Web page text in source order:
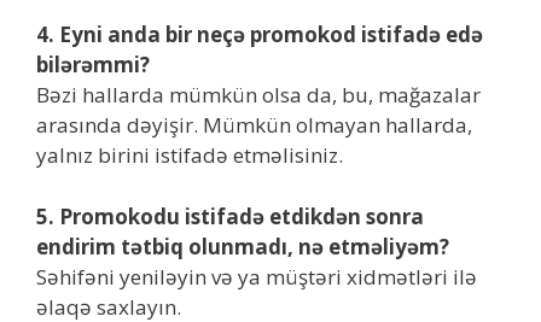
4. Eyni anda bir neçə promokod istifadə edə
bilərəmmi?
Bəzi hallarda mümkün olsa da, bu, mağazalar
arasında dəyişir. Mümkün olmayan hallarda,
yalnız birini istifadə etməlisiniz.
5. Promokodu istifadə etdikdən sonra
endirim tətbiq olunmadı, nə etməliyəm?
Səhifəni yeniləyin və ya müştəri xidmətləri ilə
əlaqə saxlayın.